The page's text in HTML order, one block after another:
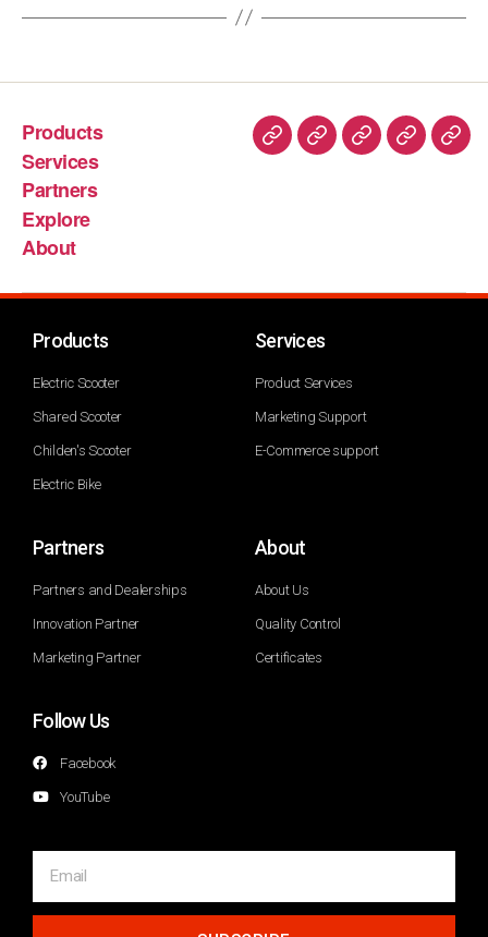
Products
Services
Partners
Explore
About
Products
Electric Scooter
Shared Scooter
Childen's Scooter
Electric Bike
Services
Product Services
Marketing Support
E-Commerce support
Partners
Partners and Dealerships
Innovation Partner
Marketing Partner
About
About Us
Quality Control
Certificates
Follow Us
Facebook
YouTube